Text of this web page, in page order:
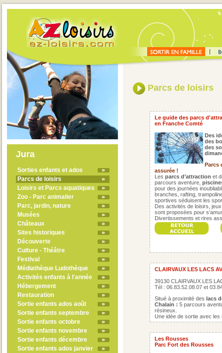
Jura
Sorties enfants et ados
Parcs de loisirs
Loisirs et Parcs aquatiques
Zoo - Parc animalier
Parc, jardin, nature
Musées
Châteaux
Sites historiques
Découverte
Culture - Théâtre
Festival
Médiathèque Ludothèque
Activités enfants à l'année
Hébergement
Restauration
Sortie enfants ados août
Sortie enfants septembre
Sortie enfants octobre
Sortie enfants novembre
Sortie enfants décembre
Sortie enfants ados janvier
Parcs de loisirs
Le guide des parcs
en Franche Comté
Des
des
des
Parcs
assurée !
Les parcs d’attraction et
parcours aventure,
pour des journées
branches, rafting,
sportives séduisent les
Des activités de loisirs,
sont proposées pour
Divertissements et rires
CLAIRVAUX LES LACS
39130 CLAIRVAUX LES
Tél : 06.83.52.08.07 et
Situé à proximité des lacs
Chalain : 5 parcours
résineux.
Une idée de sortie avec
Les Rousses
Parc Fort des Rousses